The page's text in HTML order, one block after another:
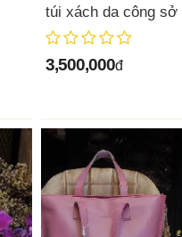
túi xách da công sở
3,500,000đ